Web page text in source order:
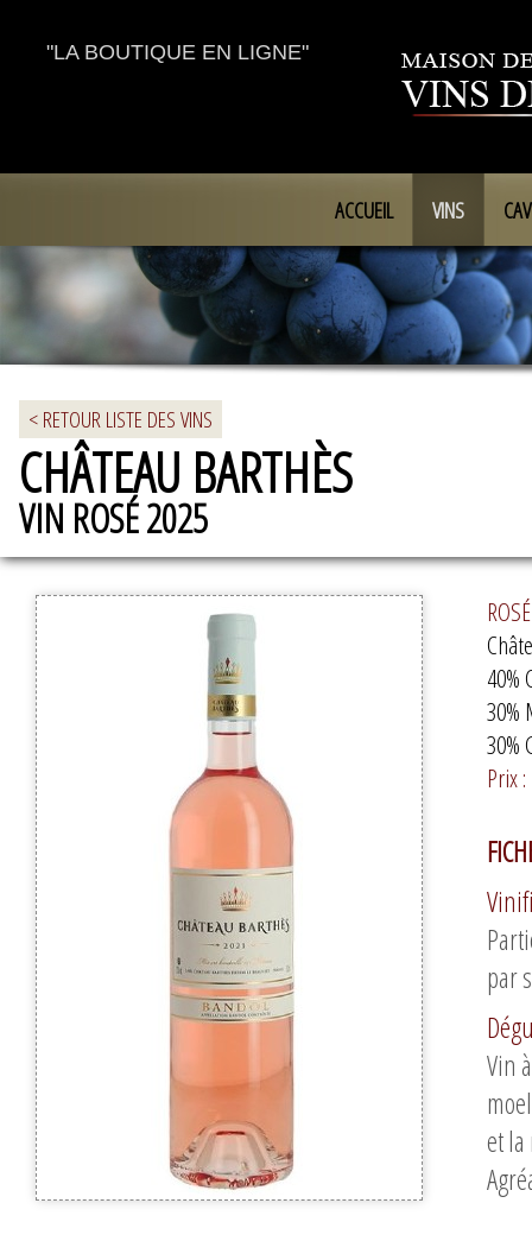
"LA BOUTIQUE EN LIGNE"
ACCUEIL VINS
< RETOUR LISTE DES VINS
CHÂTEAU BARTHÈS
VIN ROSÉ 2025
40%
30%
30%
Prix
par
Vin
et